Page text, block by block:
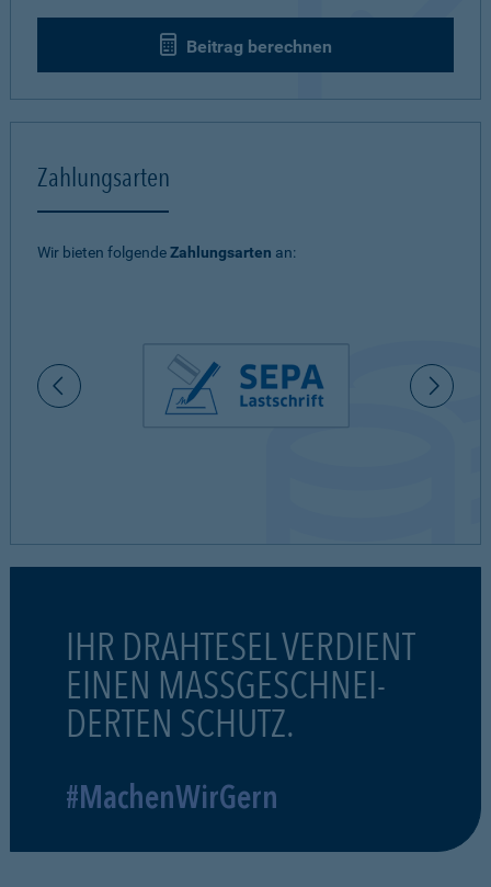
Beitrag berechnen
Zahlungsarten
Wir bieten folgendeZahlungsarten an:
IHR DRAHTESEL VERDIENT
EINEN MASSGESCHNEI-
DERTEN SCHUTZ.
#MachenWirGern